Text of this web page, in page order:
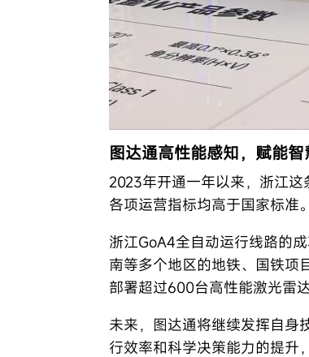
图达通高性能感知，赋能
2023年开通一年以来，浙江这
各项运营指标均高于国家标准。
浙江GoA4全自动运行线路的
南等多个地区的地铁、国铁项
部署超过600台高性能激光雷
未来，图达通将继续发挥自身
行效率和科学决策能力的提升